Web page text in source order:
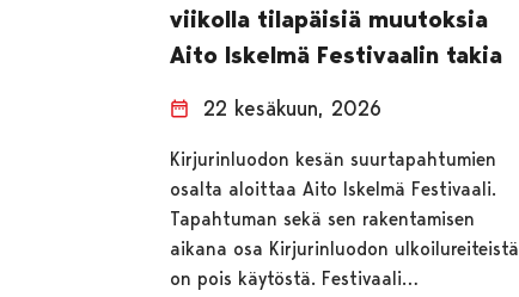
viikolla tilapäisiä muutoksia
Aito Iskelmä Festivaalin takia
22 kesäkuun, 2026
Kirjurinluodon kesän suurtapahtumien
osalta aloittaa Aito Iskelmä Festivaali.
Tapahtuman sekä sen rakentamisen
aikana osa Kirjurinluodon ulkoilureiteistä
on pois käytöstä. Festivaali…